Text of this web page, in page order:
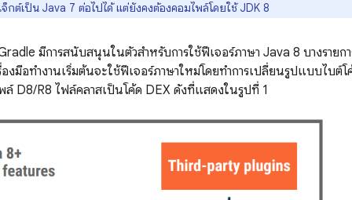
จ็กต์เป็น Java 7 ต่อไปได้ แต่ยังคงต้องคอมไพล์โดยใช้ JDK 8
มีการสนับสนุนในตัวสำหรับการใช้ฟีเจอร์ภาษา Java 8 บางรายก
องมือทํางานเริ่มต้นจะใช้ฟีเจอร์ภาษาใหม่โดยทําการเปลี่ยนรูปแบบไบต์โ
ล์ D8/R8 ไฟล์คลาสเป็นโค้ด DEX ดังที่แสดงในรูปที่ 1